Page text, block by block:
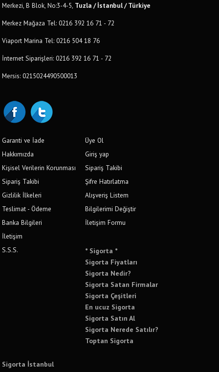
Merkezi, B Blok, No:3-4-5, Tuzla / İstanbul / Türkiye
Merkez Mağaza Tel: 0216 392 16 71 - 72
Viaport Marina Tel: 0216 504 18 76
İnternet Siparişleri: 0216 392 16 71 - 72
Mersis: 0215024490500013
Garanti ve İade
Hakkımızda
Kişisel Verilerin Korunması
Sipariş Takibi
Gizlilik İlkeleri
Teslimat - Ödeme
Banka Bilgileri
İletişim
S.S.S.
Üye Ol
Giriş yap
Sipariş Takibi
Şifre Hatırlatma
Alışveriş Listem
Bilgilerimi Değiştir
İletişim Formu
* Sigorta *
Sigorta Fiyatları
Sigorta Nedir?
Sigorta Satan Firmalar
Sigorta Çeşitleri
En ucuz Sigorta
Sigorta Satın Al
Sigorta Nerede Satılır?
Toptan Sigorta
Sigorta İstanbul